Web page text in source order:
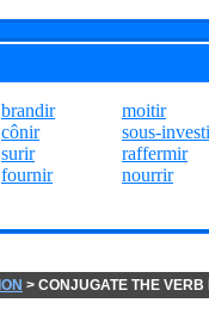
brandir
cônir
surir
fournir
moitir
sous-
raffermir
nourrir
> CONJUGATE THE VERB